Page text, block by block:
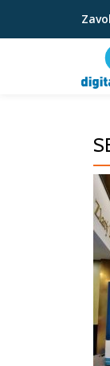
Přeskočit